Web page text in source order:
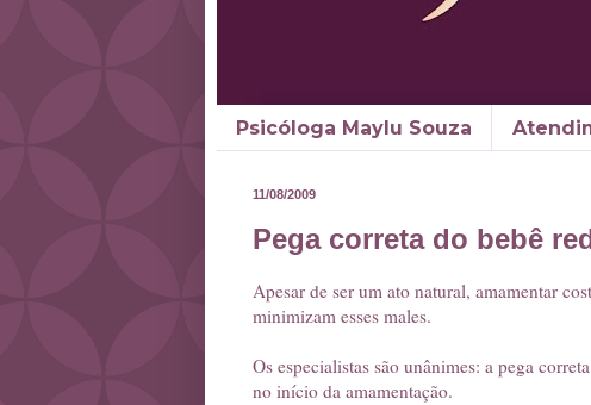
Psicóloga Maylu Souza
11/08/2009
Pega correta do bebê
Apesar de ser um ato natural, amamentar
minimizam esses males.
Os especialistas são unânimes: a pega
no início da amamentação.